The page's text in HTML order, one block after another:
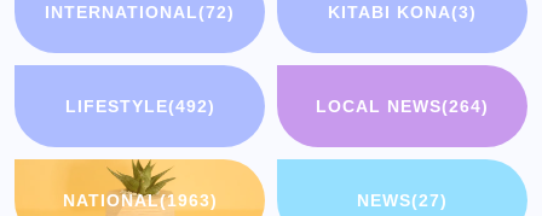
INTERNATIONAL(72) KITABI KONA(3)
LIFESTYLE(492) LOCAL NEWS(264)
NATIONAL(1963) NEWS(27)